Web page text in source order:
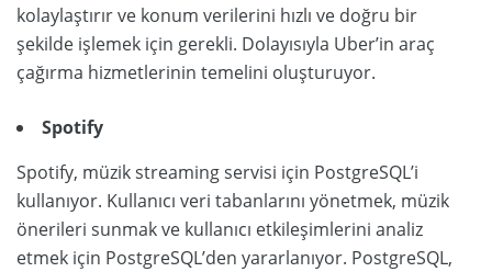
kolaylaştırır ve konum verilerini hızlı ve doğru bir
şekilde işlemek için gerekli. Dolayısıyla Uber’in araç
çağırma hizmetlerinin temelini oluşturuyor.
Spotify
Spotify, müzik streaming servisi için PostgreSQL’i
kullanıyor. Kullanıcı veri tabanlarını yönetmek, müzik
önerileri sunmak ve kullanıcı etkileşimlerini analiz
etmek için PostgreSQL’den yararlanıyor. PostgreSQL,